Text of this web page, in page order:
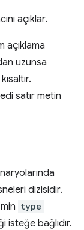
açıklar.
açıklama
uzunsa
satır metin
dizisidir.
type
isteğe bağlıdır.